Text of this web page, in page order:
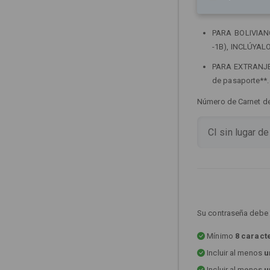
PARA
-1B),
PARA
de pasaporte**.
Número de Carnet
Su contraseña
Mínimo 8
Incluir al menos